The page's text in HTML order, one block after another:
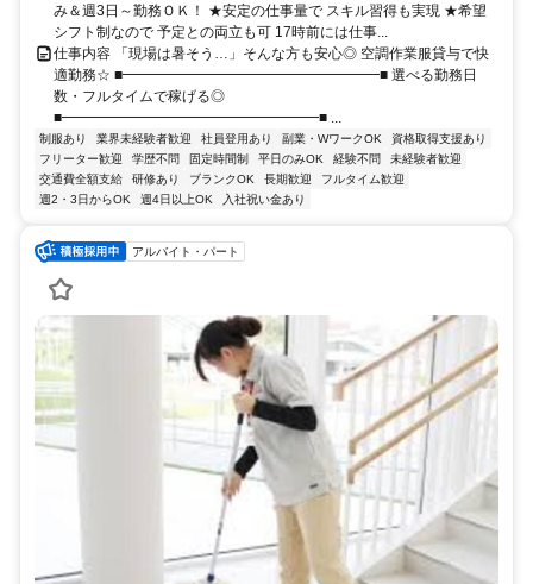
み＆週3日～勤務ＯＫ！ ★安定の仕事量で スキル習得も実現 ★希望
シフト制なので 予定との両立も可 17時前には仕事...
仕事内容 「現場は暑そう…」そんな方も安心◎ 空調作業服貸与で快
適勤務☆ ■━━━━━━━━━━━━━━━━━━■ 選べる勤務日
数・フルタイムで稼げる◎
■━━━━━━━━━━━━━━━━━━■ ...
制服あり 業界未経験者歓迎 社員登用あり 副業・WワークOK
資格取得支援あり
フリーター歓迎
学歴不問 固定時間制 平日のみOK 経験不問
未経験者歓迎
交通費全額支給
研修あり ブランクOK 長期歓迎
フルタイム歓迎
週2・3日からOK
週4日以上OK 入社祝い金あり
アルバイト・パート